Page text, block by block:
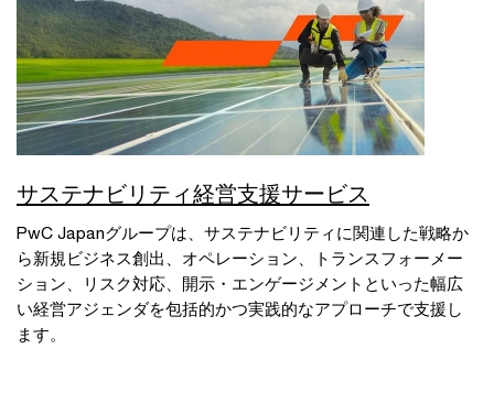
サステナビリティ経営支援サービス
PwC Japanグループは、サステナビリティに関連した戦略か
ら新規ビジネス創出、オペレーション、トランスフォーメー
ション、リスク対応、開示・エンゲージメントといった幅広
い経営アジェンダを包括的かつ実践的なアプローチで支援し
ます。